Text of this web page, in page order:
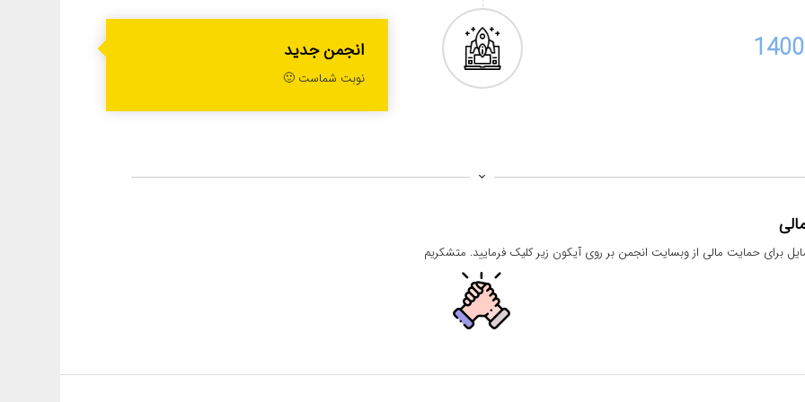
1400 انجمن جدید
نوبت شماست 🙂
برای حمایت مالی از وبسایت انجمن بر روی آیکون زیر کلیک فرمایید. متشکریم